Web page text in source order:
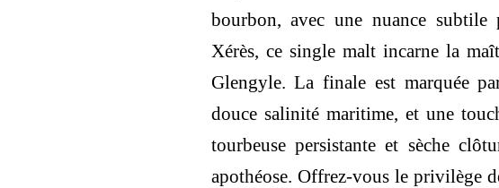
bourbon, avec une nuance subtile
Xérès, ce single malt incarne la
Glengyle. La finale est marquée
douce salinité maritime, et une
tourbeuse persistante et sèche
apothéose. Offrez-vous le privilège